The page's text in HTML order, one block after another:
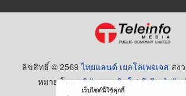
ลิขสิทธิ์ © 2569ไทยแลนด์ เยลโล่เพจเจส สง
หมาย โดยบริษัท เทเลอินโฟ มีเดีย จำกัด
เว็บไซต์นี้ใช้คุกกี้